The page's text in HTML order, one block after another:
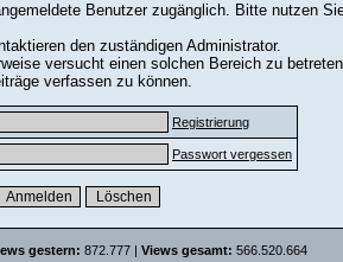
Benutzer zugänglich. Bitte nutzen
den zuständigen Administrator.
versucht einen solchen Bereich zu
verfassen zu können.
Registrierung
Passwort vergessen
gestern: 872.777 | Views gesamt: 566.520.664